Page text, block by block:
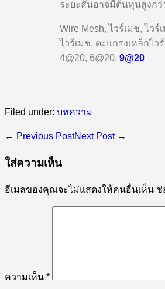
ระยะสั้นอาจมีต้นทุนสูงก
Wire Mesh, ไวร์เมช, ไว
ไวร์เมช, ตะแกรงเหล็กไ
4@20, 6@20, 9@20
Filed under: บทความ
← Previous PostNext Post →
ใส่ความเห็น
อีเมลของคุณจะไม่แสดงให้คนอื่นเห็น ช่
ความเห็น *